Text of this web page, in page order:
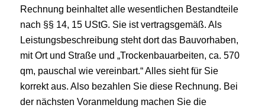
Rechnung beinhaltet alle wesentlichen Bestandteile
nach §§ 14, 15 UStG. Sie ist vertragsgemäß. Als
Leistungsbeschreibung steht dort das Bauvorhaben,
mit Ort und Straße und „Trockenbauarbeiten, ca. 570
qm, pauschal wie vereinbart.“ Alles sieht für Sie
korrekt aus. Also bezahlen Sie diese Rechnung. Bei
der nächsten Voranmeldung machen Sie die